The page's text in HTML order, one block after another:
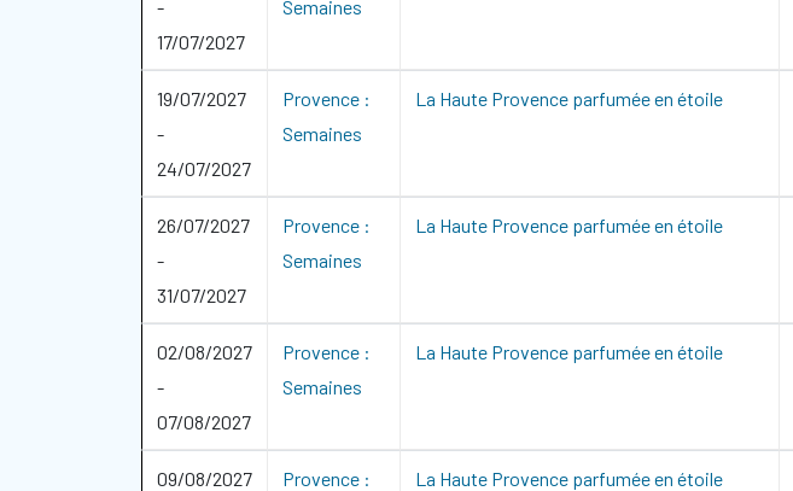
-
17/07/2027
Semaines
19/07/2027
-
24/07/2027
Provence :
Semaines
La Haute Provence parfumée en étoile
26/07/2027
-
31/07/2027
Provence :
Semaines
La Haute Provence parfumée en étoile
02/08/2027
-
07/08/2027
Provence :
Semaines
La Haute Provence parfumée en étoile
09/08/2027
Provence :
La Haute Provence parfumée en étoile